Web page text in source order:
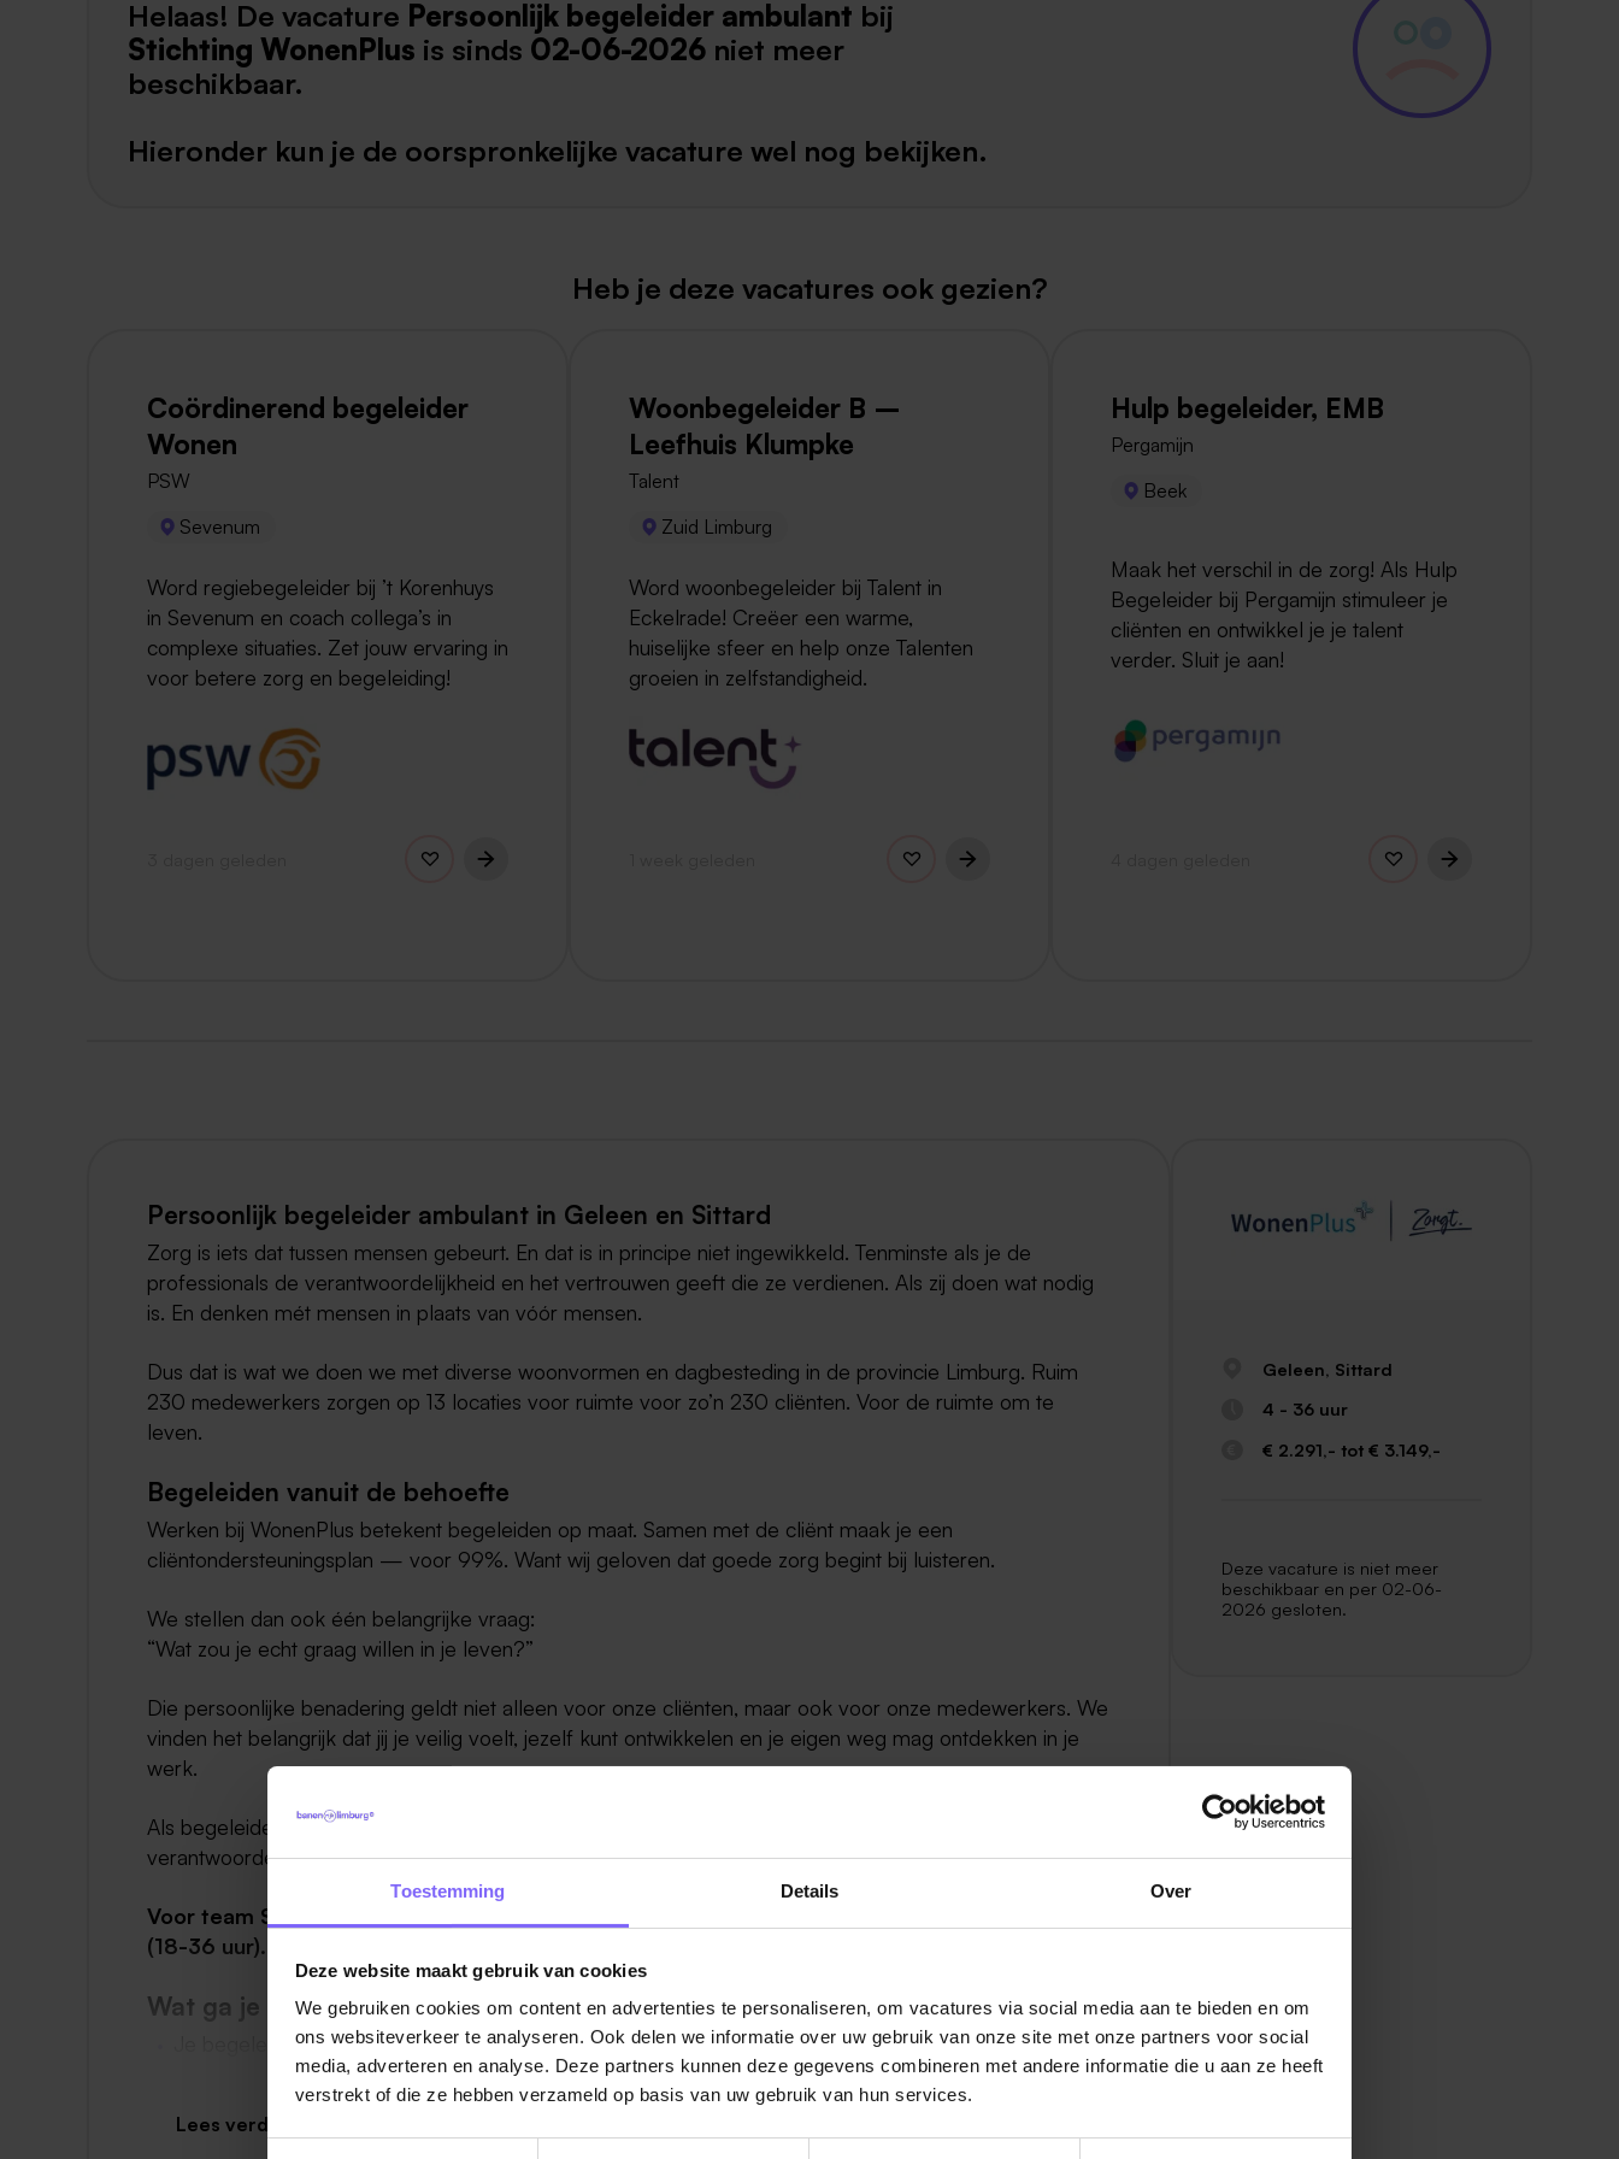
Toestemming Details Over
Deze website maakt gebruik van cookies
We gebruiken cookies om content en advertenties te personaliseren, om vacatures via social media aan te bieden en om
ons websiteverkeer te analyseren. Ook delen we informatie over uw gebruik van onze site met onze partners voor social
media, adverteren en analyse. Deze partners kunnen deze gegevens combineren met andere informatie die u aan ze heeft
verstrekt of die ze hebben verzameld op basis van uw gebruik van hun services.
Weert
Helaas! De vacature Persoonlijk begeleider ambulant bij
Stichting WonenPlus is sinds 02-06-2026 niet meer
beschikbaar.
Hieronder kun je de oorspronkelijke vacature wel nog bekijken.
Heb je deze vacatures ook gezien?
Coördinerend begeleider
Wonen
PSW
Sevenum
Word regiebegeleider bij ’t Korenhuys
in Sevenum en coach collega’s in
complexe situaties. Zet jouw ervaring in
voor betere zorg en begeleiding!
Woonbegeleider B –
Leefhuis Klumpke
Talent
Zuid Limburg
Word woonbegeleider bij Talent in
Eckelrade! Creëer een warme,
huiselijke sfeer en help onze Talenten
groeien in zelfstandigheid.
Hulp begeleider, EMB
Pergamijn
Beek
Maak het verschil in de zorg! Als Hulp
Begeleider bij Pergamijn stimuleer je
cliënten en ontwikkel je je talent
verder. Sluit je aan!
Persoonlijk begeleider ambulant in Geleen en Sittard
Zorg is iets dat tussen mensen gebeurt. En dat is in principe niet ingewikkeld. Tenminste als je de
professionals de verantwoordelijkheid en het vertrouwen geeft die ze verdienen. Als zij doen wat nodig
is. En denken mét mensen in plaats van vóór mensen.
Dus dat is wat we doen we met diverse woonvormen en dagbesteding in de provincie Limburg. Ruim
230 medewerkers zorgen op 13 locaties voor ruimte voor zo’n 230 cliënten. Voor de ruimte om te
leven.
Begeleiden vanuit de behoefte
Werken bij WonenPlus betekent begeleiden op maat. Samen met de cliënt maak je een
cliëntondersteuningsplan — voor 99%. Want wij geloven dat goede zorg begint bij luisteren.
We stellen dan ook één belangrijke vraag:
“Wat zou je echt graag willen in je leven?”
Die persoonlijke benadering geldt niet alleen voor onze cliënten, maar ook voor onze medewerkers. We
vinden het belangrijk dat jij je veilig voelt, jezelf kunt ontwikkelen en je eigen weg mag ontdekken in je
werk.
Als begeleider krijg je bij ons de ruimte om écht hulpverlener te zijn. Met vertrouwen, eigenaarschap en
verantwoordelijkheid zo dicht mogelijk bij de cliënt en het dagelijkse leven.
Voor team Sittard ambulant en team Geleen ambulant zoeken we een Persoonlijk Begeleider
(18-36 uur).
Wat ga je doen?
Je begeleidt en ondersteunt cliënten in hun eigen leefomgeving
Je werkt met een doelgroep met onder andere gedragsproblematiek, autisme, psychiatrische en
verslavingsproblematiek
Lees verder
Geleen, Sittard
4 - 36 uur
€ 2.291,- tot € 3.149,-
Deze vacature is niet meer
beschikbaar en per 02-06-
2026 gesloten.